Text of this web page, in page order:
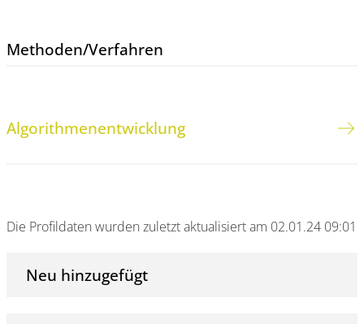
Methoden/​Verfahren
Algorithmenentwicklung
Die Profildaten wurden zuletzt aktualisiert am 02.01.24 09:01
Neu hinzugefügt